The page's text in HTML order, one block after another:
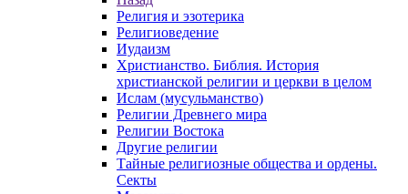
Религия и эзотерика
Религиоведение
Иудаизм
Христианство. Библия. История
христианской религии и церкви в целом
Ислам (мусульманство)
Религии Древнего мира
Религии Востока
Другие религии
Тайные религиозные общества и ордены.
Секты